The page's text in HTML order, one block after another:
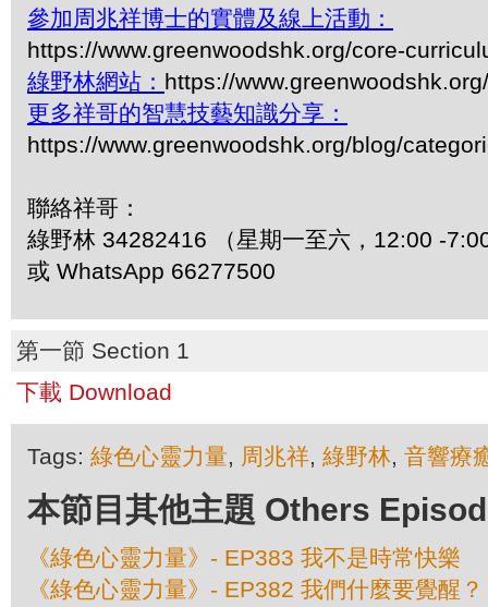
參加周兆祥博士的實體及線上活動：
https://www.greenwoodshk.org/core-
綠野林網站： https://www.greenwoodshk.org/
更多祥哥的智慧技藝知識分享：
https://www.greenwoodshk.org/blog/
聯絡祥哥：
綠野林 34282416 （星期一至六，12:00 -
或 WhatsApp 66277500
第一節 Section 1
下載 Download
Tags: 綠色心靈力量, 周兆祥, 綠野林, 音響療
本節目其他主題 Others
《綠色心靈力量》- EP383 我不是時常快樂
《綠色心靈力量》- EP382 我們什麼要覺醒？